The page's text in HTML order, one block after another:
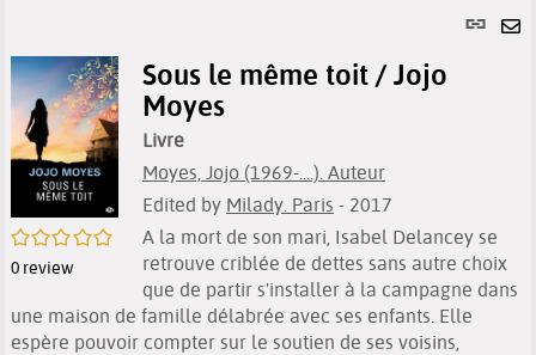
link
/5
0 review
Sous le même toit / Jojo
Moyes
Livre
Moyes, Jojo (1969-....). Auteur
Edited by Milady. Paris - 2017
A la mort de son mari, Isabel Delancey se
retrouve criblée de dettes sans autre choix
que de partir s'installer à la campagne dans
une maison de famille délabrée avec ses enfants. Elle
espère pouvoir compter sur le soutien de ses voisins,